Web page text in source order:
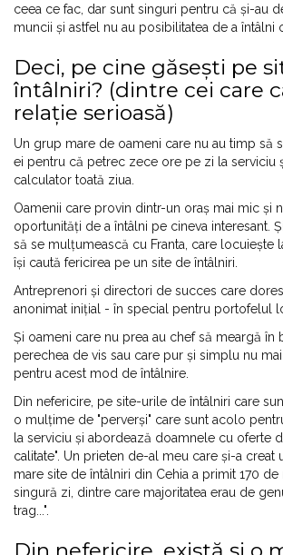
ceea ce fac, dar sunt singuri pentru că și-au
muncii și astfel nu au posibilitatea de a întâlni
Deci, pe cine găsești pe
întâlniri? (dintre cei care
relație serioasă)
Un grup mare de oameni care nu au timp să
ei pentru că petrec zece ore pe zi la serviciu
calculator toată ziua.
Oamenii care provin dintr-un oraș mai mic și
oportunități de a întâlni pe cineva interesant.
să se mulțumească cu Franta, care locuiește
își caută fericirea pe un site de întâlniri.
Antreprenori și directori de succes care
anonimat inițial - în special pentru portofelul
Și oameni care nu prea au chef să meargă în
perechea de vis sau care pur și simplu nu
pentru acest mod de întâlnire.
Din nefericire, pe site-urile de întâlniri care
o mulțime de "perverși" care sunt acolo
la serviciu și abordează doamnele cu oferte
calitate". Un prieten de-al meu care și-a creat
mare site de întâlniri din Cehia a primit 170 de
singură zi, dintre care majoritatea erau de
trag...".